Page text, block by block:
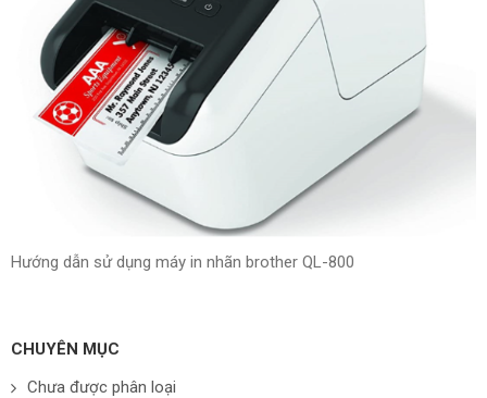
Hướng dẫn sử dụng máy in nhãn brother QL-800
CHUYÊN MỤC
Chưa được phân loại